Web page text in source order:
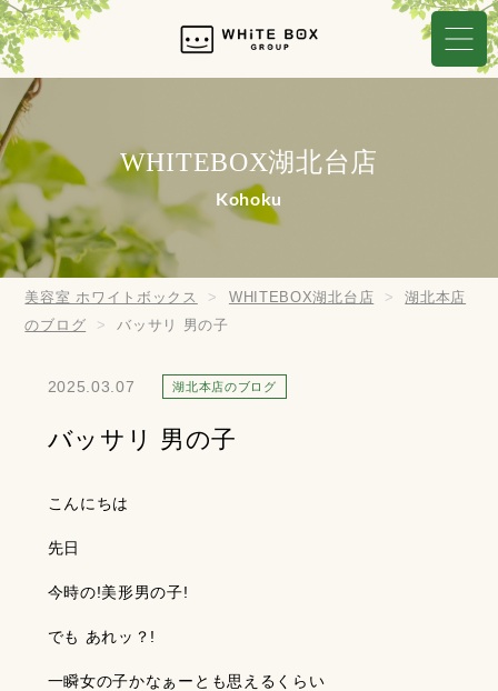
WHITEBOX湖北台店
Kohoku
美容室 ホワイトボックス WHITEBOX湖北台店
湖北本店
のブログ
バッサリ 男の子
2025.03.07 湖北本店のブログ
バッサリ 男の子
こんにちは
先日
今時の!美形男の子!
でも あれッ？!
一瞬女の子かなぁーとも思えるくらい